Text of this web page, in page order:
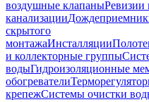
воздушные клапаныРевизии
канализации
скрытого
монтажаИнсталляции
и коллекторные группы
водыГидроизоляционные
обогреватели
крепежСистемы очистки